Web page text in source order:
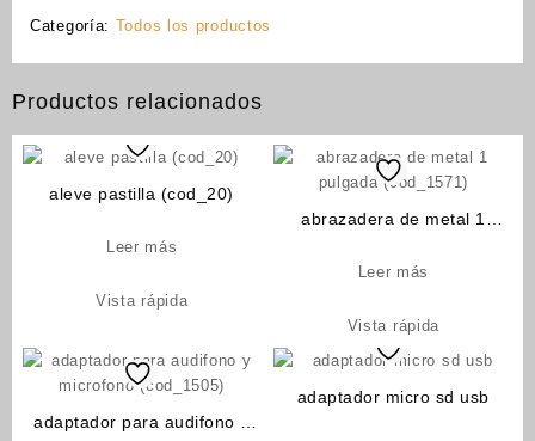
Categoría: Todos los productos
Productos relacionados
aleve pastilla (cod_20)
Leer más
Vista rápida
abrazadera de metal 1
Leer más
Vista rápida
adaptador para audifono y
adaptador micro sd usb